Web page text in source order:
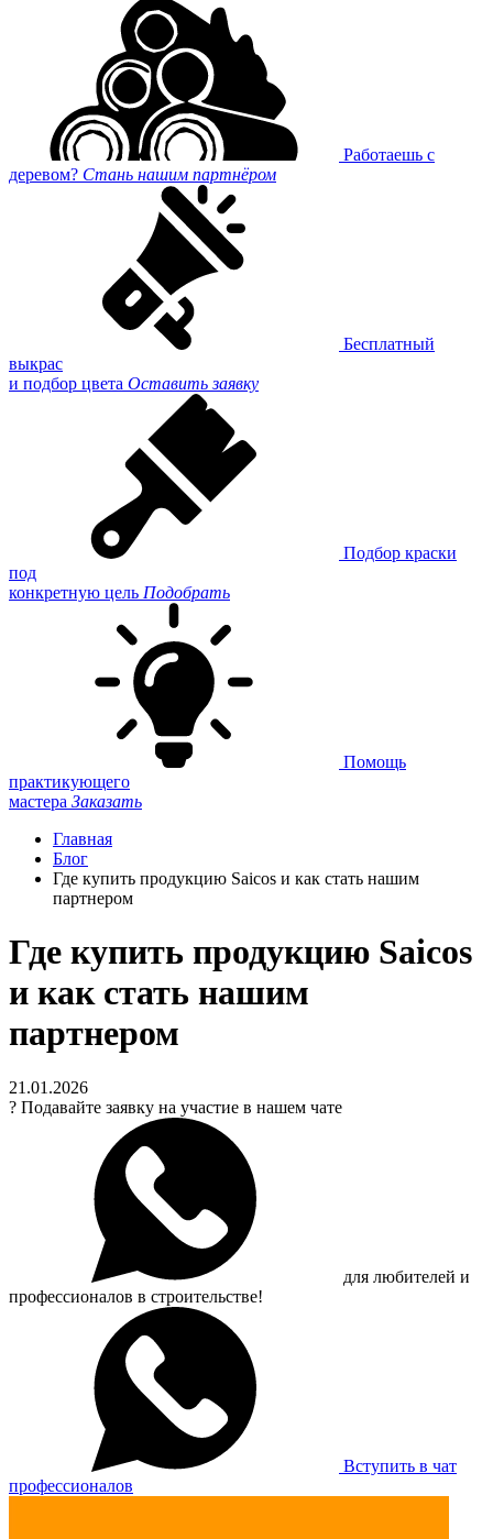
Работаешь с
деревом? Стань нашим партнёром
Бесплатный
выкрас
и подбор цвета Оставить заявку
Подбор краски
под
конкретную цель Подобрать
Помощь
практикующего
мастера Заказать
Главная
Блог
Где купить продукцию Saicos и как стать нашим
партнером
Где купить продукцию Saicos
и как стать нашим
партнером
21.01.2026
? Подавайте заявку на участие в нашем чате
для любителей и
профессионалов в строительстве!
Вступить в чат
профессионалов